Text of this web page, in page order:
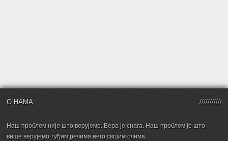
О НАМА
Наш проблем није што верујемо. Вера је снага. Наш проблем је што
више верујемо туђим речима него својим очима.